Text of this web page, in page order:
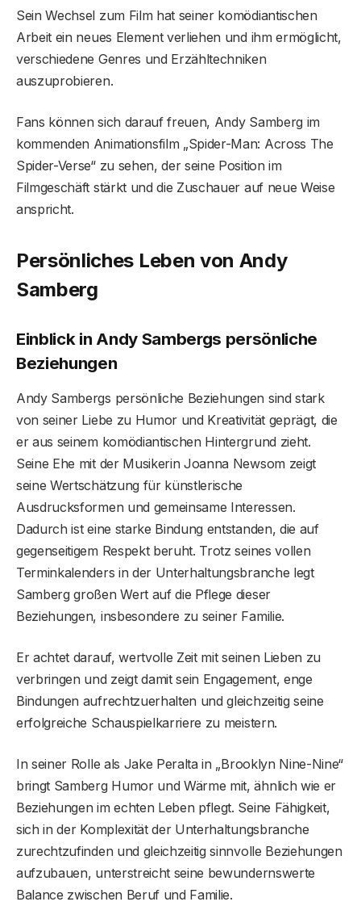
Sein Wechsel zum Film hat seiner komödiantischen
Arbeit ein neues Element verliehen und ihm ermöglicht,
verschiedene Genres und Erzähltechniken
auszuprobieren.
Fans können sich darauf freuen, Andy Samberg im
kommenden Animationsfilm „Spider-Man: Across The
Spider-Verse“ zu sehen, der seine Position im
Filmgeschäft stärkt und die Zuschauer auf neue Weise
anspricht.
Persönliches Leben von Andy
Samberg
Einblick in Andy Sambergs persönliche
Beziehungen
Andy Sambergs persönliche Beziehungen sind stark
von seiner Liebe zu Humor und Kreativität geprägt, die
er aus seinem komödiantischen Hintergrund zieht.
Seine Ehe mit der Musikerin Joanna Newsom zeigt
seine Wertschätzung für künstlerische
Ausdrucksformen und gemeinsame Interessen.
Dadurch ist eine starke Bindung entstanden, die auf
gegenseitigem Respekt beruht. Trotz seines vollen
Terminkalenders in der Unterhaltungsbranche legt
Samberg großen Wert auf die Pflege dieser
Beziehungen, insbesondere zu seiner Familie.
Er achtet darauf, wertvolle Zeit mit seinen Lieben zu
verbringen und zeigt damit sein Engagement, enge
Bindungen aufrechtzuerhalten und gleichzeitig seine
erfolgreiche Schauspielkarriere zu meistern.
In seiner Rolle als Jake Peralta in „Brooklyn Nine-Nine“
bringt Samberg Humor und Wärme mit, ähnlich wie er
Beziehungen im echten Leben pflegt. Seine Fähigkeit,
sich in der Komplexität der Unterhaltungsbranche
zurechtzufinden und gleichzeitig sinnvolle Beziehungen
aufzubauen, unterstreicht seine bewundernswerte
Balance zwischen Beruf und Familie.